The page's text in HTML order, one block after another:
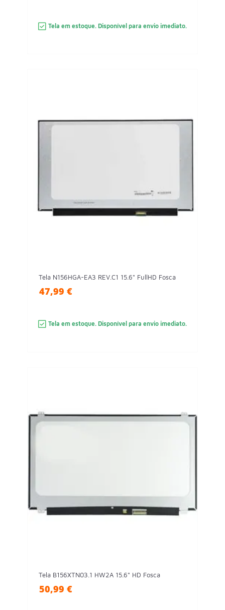
Tela em estoque. Disponível para envio imediato.
Tela N156HGA-EA3 REV.C1 15.6" FullHD Fosca
47,99 €
Tela em estoque. Disponível para envio imediato.
Tela B156XTN03.1 HW2A 15.6" HD Fosca
50,99 €